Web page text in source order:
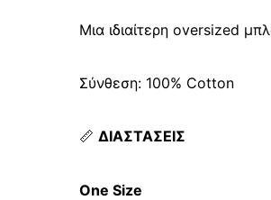
Μια ιδιαίτερη oversized
Σύνθεση: 100% Cotton
📏 ΔΙΑΣΤΑΣΕΙΣ
One Size